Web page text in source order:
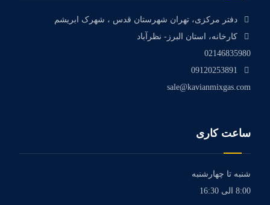
دفتر مرکزی، تهران شهرستان قدس ، شهرک ابریشم
کارخانه، استان البرز- نظرآباد
02146835980
09120253891
sale@kavianmixgas.com
ساعت کاری
شنبه تا چهارشنبه
8:00 الی 16:30